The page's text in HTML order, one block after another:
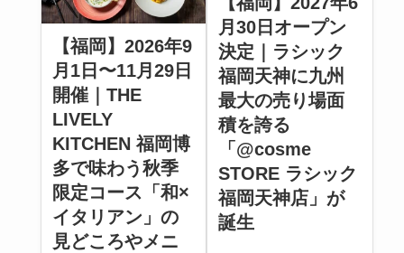
【福岡】2026年9
月1日〜11月29日
開催｜THE
LIVELY
KITCHEN 福岡博
多で味わう秋季
限定コース「和×
イタリアン」の
見どころやメニ
月30日オープン
決定｜ラシック
福岡天神に九州
最大の売り場面
積を誇る
「@cosme
STORE ラシック
福岡天神店」が
誕生